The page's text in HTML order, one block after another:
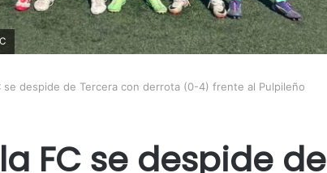
se despide de Tercera con derrota (0-4) frente al Pulpileño
FC se despide de